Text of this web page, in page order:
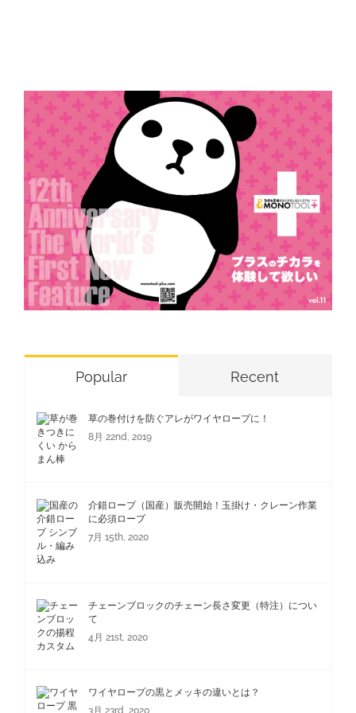
Popular Recent
草の巻付けを防ぐアレがワイヤロープに！
8月 22nd, 2019
介錯ロープ（国産）販売開始！玉掛け・クレーン作業
に必須ロープ
7月 15th, 2020
チェーンブロックのチェーン長さ変更（特注）につい
て
4月 21st, 2020
ワイヤロープの黒とメッキの違いとは？
3月 23rd, 2020